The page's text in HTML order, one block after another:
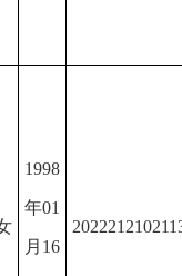
1998
年01
月16